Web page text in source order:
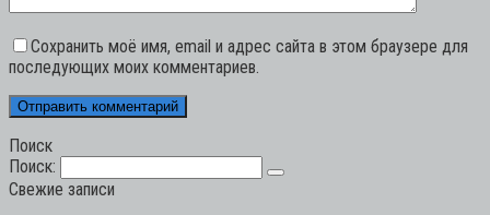
Сохранить моё имя, email и адрес сайта в этом браузере для
последующих моих комментариев.
Поиск
Поиск:
Свежие записи